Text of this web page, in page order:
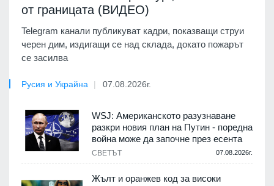
от границата (ВИДЕО)
Telegram канали публикуват кадри, показващи струи
черен дим, издигащи се над склада, докато пожарът
се засилва
Русия и Украйна 07.08.2026г.
WSJ: Американското разузнаване
разкри новия план на Путин - поредна
война може да започне през есента
СВЕТЪТ 07.08.2026г.
Жълт и оранжев код за високи